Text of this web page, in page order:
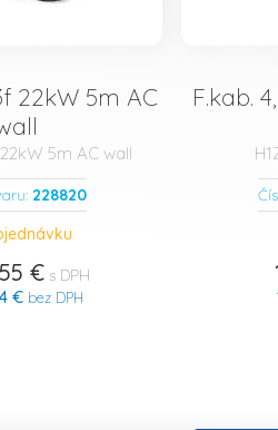
22kW 5m AC
5m AC wall
228820
€ s DPH
€ bez DPH
F.kab.